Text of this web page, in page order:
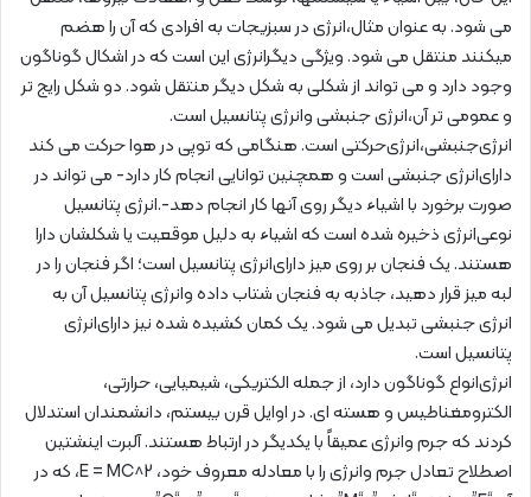
می شود. به عنوان مثال،انرژی در سبزیجات به افرادی که آن را هضم
میکنند منتقل می شود. ویژگی دیگرانرژی این است که در اشکال گوناگون
وجود دارد و می تواند از شکلی به شکل دیگر منتقل شود. دو شکل رایج تر
و عمومی تر آن،انرژی جنبشی وانرژی پتانسیل است.
انرژی‌جنبشی،انرژی‌حرکتی است. هنگامی که توپی در هوا حرکت می کند
دارای‌انرژی جنبشی است و همچنین توانایی انجام کار دارد- می تواند در
صورت برخورد با اشیاء دیگر روی آنها کار انجام دهد-.انرژی پتانسیل
نوعی‌انرژی ذخیره شده است که اشیاء به دلیل موقعیت یا شکلشان دارا
هستند. یک فنجان بر روی میز دارای‌انرژی پتانسیل است؛ اگر فنجان را در
لبه میز قرار دهید، جاذبه به فنجان شتاب داده وانرژی پتانسیل آن به
انرژی جنبشی تبدیل می شود. یک کمان کشیده شده نیز دارای‌انرژی
پتانسیل است.
انرژی‌انواع گوناگون دارد، از جمله الکتریکی، شیمیایی، حرارتی،
الکترومغناطیس و هسته ای. در اوایل قرن بیستم، دانشمندان استدلال
کردند که جرم وانرژی عمیقاً با یکدیگر در ارتباط هستند. آلبرت اینشتین
اصطلاح تعادل جرم وانرژی را با معادله معروف خود، E = MC^2، که در